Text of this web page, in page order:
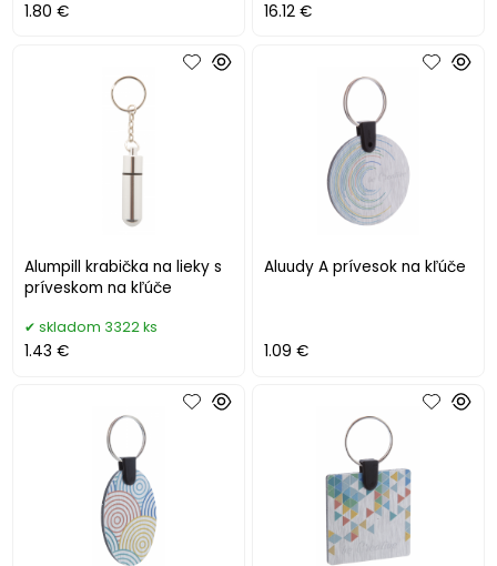
1.80 € 16.12 €
Alumpill krabička na lieky s
príveskom na kľúče
skladom 3322 ks
1.43 €
Aluudy A prívesok na kľúče
1.09 €